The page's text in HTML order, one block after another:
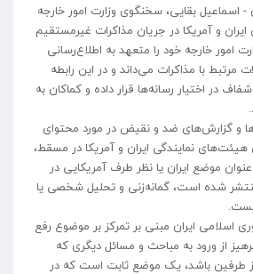
- اسماعیل بقایی، سخنگوی وزارت امور خارجه
و آمریکا در جریان مذاکرات غیرمستقیم
امور خارجه خود را متعهد به اطلاع‌رسانی
مرتبط با مذاکرات می‌داند و در این رابطه
در اختیار رسانه‌ها قرار داده و کماکان به
و گزارش‌های ضد و نقیض در مورد محتوای
هیئت‌های نمایندگی ایران و آمریکا در مسقط،
موضع ایران یا نظر طرف آمریکایی در
شده است، گمانه‌زنی و تحلیل شخصی یا
ایران مبنی بر تمرکز بر موضوع رفع
از ورود به مباحث و مسائل دیگری که
باشد، یک موضع ثابت است که در